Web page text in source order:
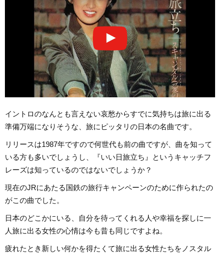
イントロのなんとも言えない哀愁からすでに気持ちは旅に出る
準備万端になりそうな、旅にピッタリの日本の名曲です。
リリースは1987年ですので何世代も前の曲ですが、曲を知って
いる方も多いでしょうし、『いい日旅立ち』というキャッチフ
レーズは知っているのではないでしょうか？
現在のJRにあたる国鉄の旅行キャンペーンのために作られたの
がこの曲でした。
日本のどこかにいる、自分を待ってくれる人や幸福を探しに一
人旅に出る女性の心情は今も昔も同じですよね。
疲れたとき新しい何かを得たくて旅に出る女性たちをノスタル